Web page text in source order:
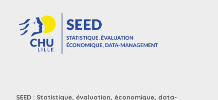
SEED : Statistique, évaluation, économique, data-